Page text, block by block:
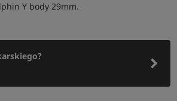
Y body 29mm.